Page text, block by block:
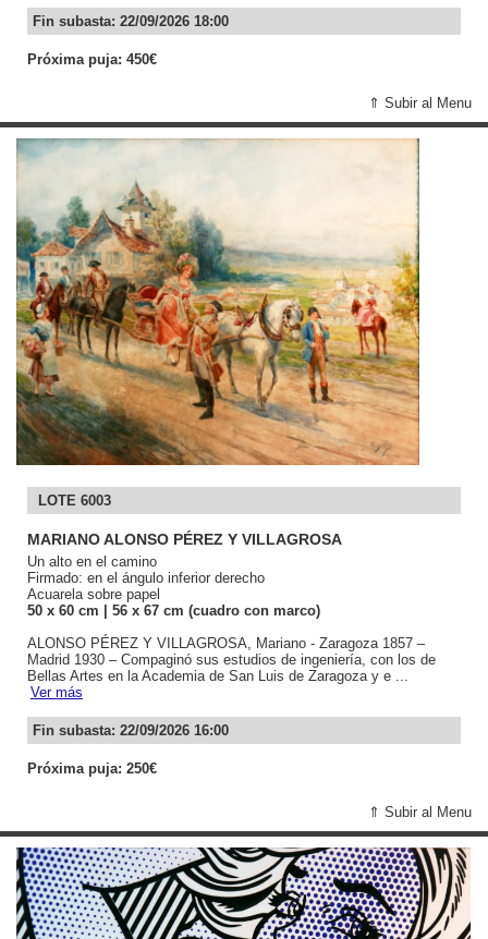
Fin subasta: 22/09/2026 18:00
Próxima puja: 450€
⇑ Subir al Menu
LOTE 6003
MARIANO ALONSO PÉREZ Y VILLAGROSA
Un alto en el camino
Firmado: en el ángulo inferior derecho
Acuarela sobre papel
50 x 60 cm | 56 x 67 cm (cuadro con marco)
ALONSO PÉREZ Y VILLAGROSA, Mariano - Zaragoza 1857 –
Madrid 1930 – Compaginó sus estudios de ingeniería, con los de
Bellas Artes en la Academia de San Luis de Zaragoza y e ...
Ver más
Fin subasta: 22/09/2026 16:00
Próxima puja: 250€
⇑ Subir al Menu